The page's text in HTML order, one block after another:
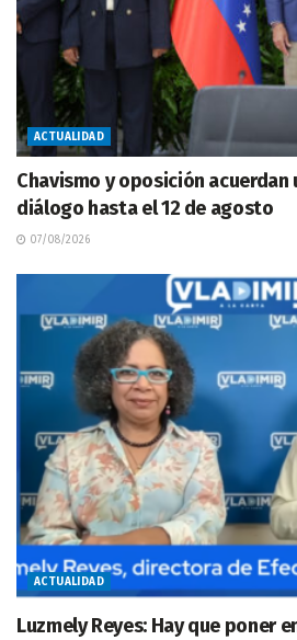
ACTUALIDAD
Chavismo y oposición
diálogo hasta el 12 de agosto
07/08/2026
ACTUALIDAD
Luzmely Reyes: Hay que poner